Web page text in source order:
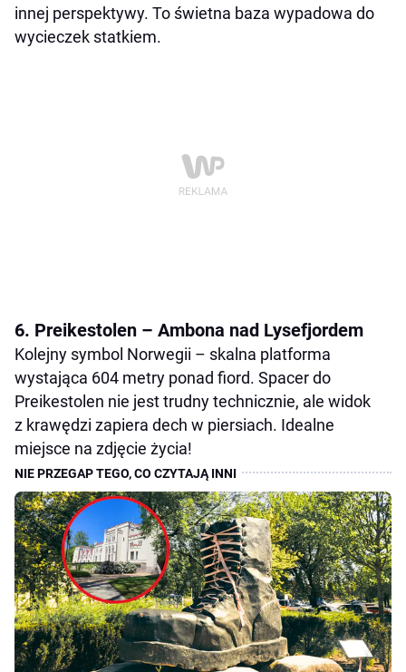
innej perspektywy. To świetna baza wypadowa do
wycieczek statkiem.
6. Preikestolen – Ambona nad Lysefjordem
Kolejny symbol Norwegii – skalna platforma
wystająca 604 metry ponad fiord. Spacer do
Preikestolen nie jest trudny technicznie, ale widok
z krawędzi zapiera dech w piersiach. Idealne
miejsce na zdjęcie życia!